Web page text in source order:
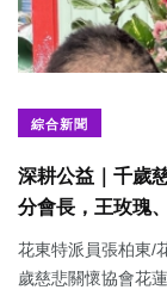
綜合新聞
深耕公益｜千歲
分會長，王玫瑰
花東特派員張柏東/
歲慈悲關懷協會花